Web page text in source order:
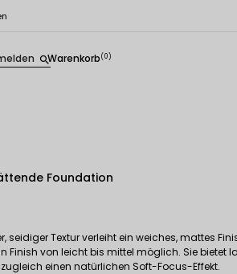
searchWarenkorb(0)
Foundation
seidiger Textur verleiht ein weiches, mattes
Finish von leicht bis mittel möglich. Sie bietet
einen natürlichen Soft-Focus-Effekt.